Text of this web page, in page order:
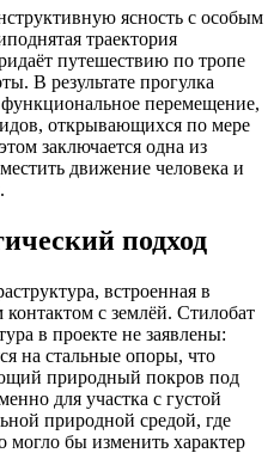
ясность с особым
траектория
путешествию по тропе
В результате прогулка
перемещение,
открывающихся по мере
заключается одна из
движение человека и
подход
встроенная в
с землёй. Стилобат
в проекте не заявлены:
на стальные опоры, что
природный покров под
для участка с густой
природной средой, где
могло бы изменить характер